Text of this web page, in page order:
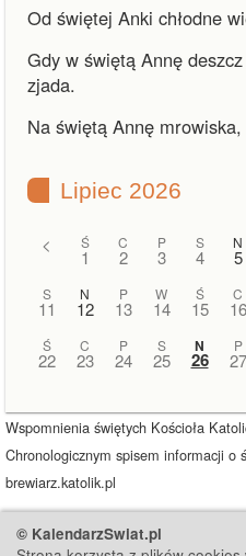
Od świętej Anki chłodne
Gdy w świętą Annę
zjada.
Na świętą Annę
Lipiec 2026
< Ś
1
C
2
P
3
S
4
N
5
S
11
N
12
P
13
W
14
Ś
15
C
16
Ś
22
C
23
P
24
S
25
N
26
P
27
Wspomnienia świętych Kościoła
Chronologicznym spisem informacji o
brewiarz.katolik.pl
© KalendarzSwiat.pl